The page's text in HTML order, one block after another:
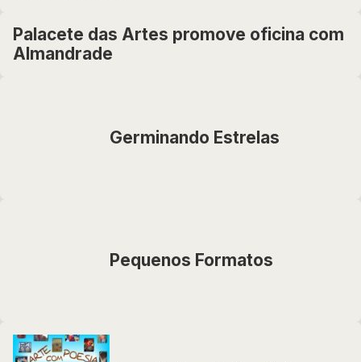
Palacete das Artes promove oficina com
Almandrade
Germinando Estrelas
Pequenos Formatos